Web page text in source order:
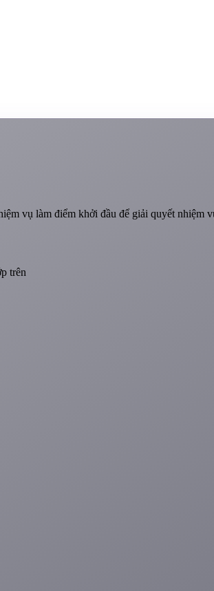
vụ làm điểm khởi đầu để giải quyết nhiệm
trên